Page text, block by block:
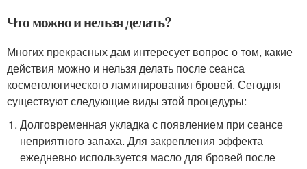
Что можно и нельзя делать?
Многих прекрасных дам интересует вопрос о том, какие
действия можно и нельзя делать после сеанса
косметологического ламинирования бровей. Сегодня
существуют следующие виды этой процедуры:
Долговременная укладка с появлением при сеансе
неприятного запаха. Для закрепления эффекта
ежедневно используется масло для бровей после